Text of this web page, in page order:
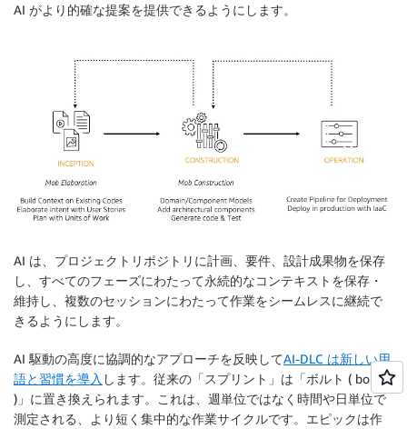
AI がより的確な提案を提供できるようにします。
AI は、プロジェクトリポジトリに計画、要件、設計成果物を保存
し、すべてのフェーズにわたって永続的なコンテキストを保存・
維持し、複数のセッションにわたって作業をシームレスに継続で
きるようにします。
AI 駆動の高度に協調的なアプローチを反映してAI-DLC は新しい用
語と習慣を導入 します。従来の「スプリント」は「ボルト ( bolts
)」に置き換えられます。これは、週単位ではなく時間や日単位で
測定される、より短く集中的な作業サイクルです。エピックは作